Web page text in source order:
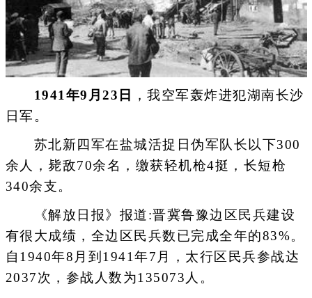
1941年9月23日
，我空军轰炸进犯湖南长沙
日军。
苏北新四军在盐城活捉日伪军队长以下300
余人，毙敌70余名，缴获轻机枪4挺，长短枪
340余支。
《解放日报》报道:晋冀鲁豫边区民兵建设
有很大成绩，全边区民兵数已完成全年的83%。
自1940年8月到1941年7月，太行区民兵参战达
2037次，参战人数为135073人。